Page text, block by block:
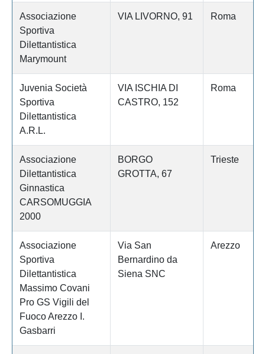
Associazione
Sportiva
Dilettantistica
Marymount
VIA LIVORNO, 91 Roma
Juvenia Società
Sportiva
Dilettantistica
A.R.L.
VIA ISCHIA DI
CASTRO, 152
Roma
Associazione
Dilettantistica
Ginnastica
CARSOMUGGIA
2000
BORGO
GROTTA, 67
Trieste
Associazione
Sportiva
Dilettantistica
Massimo Covani
Pro GS Vigili del
Fuoco Arezzo I.
Gasbarri
Via San
Bernardino da
Siena SNC
Arezzo